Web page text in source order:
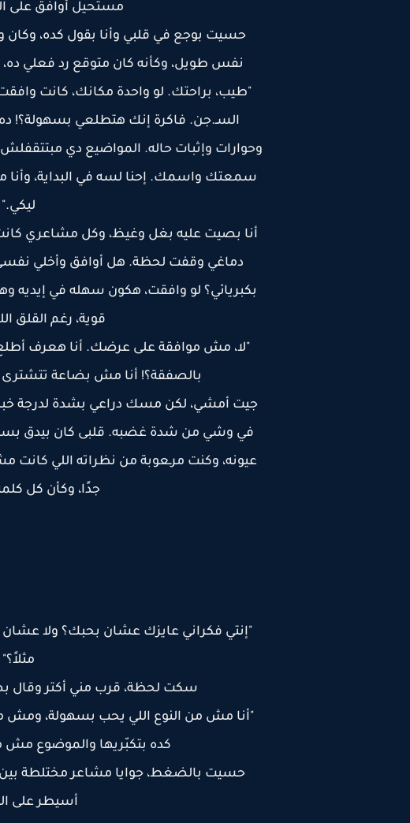
مستحيل أوافق على
حسيت بوجع في قلبي وأنا بقول كده،
نفس طويل، وكأنه كان متوقع رد فعلي
"طيب، براحتك. لو واحدة مكانك، كانت
السـ.جن. فاكرة إنك هتطلعي بسهولة؟!
وحوارات وإثبات حاله. المواضيع دي
سمعتك واسمك. إحنا لسه في البداية،
ليكي."
أنا بصيت عليه بغل وغيظ، وكل مشاعري
دماغي وقفت لحظة. هل أوافق وأخلي
بكبريائي؟ لو وافقت، هكون سهله في إيديه
قوية، رغم القلق
"لا، مش موافقة على عرضك. أنا هعرف
بالصفقة؟! أنا مش بضاعة تتشترى
جيت أمشي، لكن مسك دراعي بشدة لدرجة
في وشي من شدة غضبه. قلبى كان بيدق
عيونه، وكنت مرـعوبة من نظراته اللي
جدًا، وكأن كل
"إنتي فكراني عايزك عشان بحبك؟ ولا
مثلاً؟"
سكت لحظة، قرب مني أكتر
"أنا مش من النوع اللي يحب بسهولة، ومش
كده بتكبّريها والموضوع مش
حسيت بالضغط، جوايا مشاعر مختلطة بين
أسيطر على